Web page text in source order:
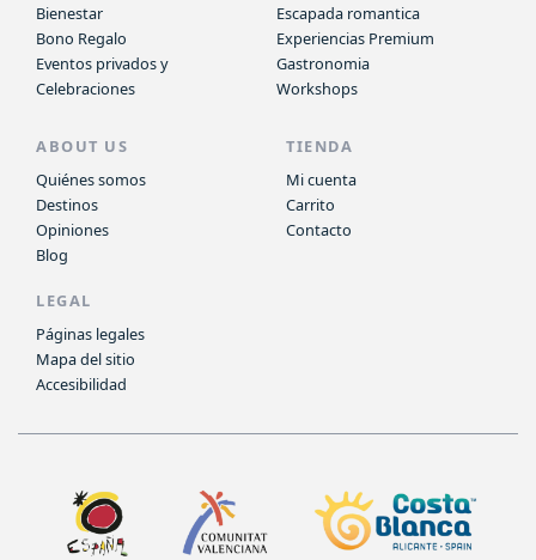
Bienestar
Bono Regalo
Eventos privados y
Celebraciones
Escapada romantica
Experiencias Premium
Gastronomia
Workshops
ABOUT US
Quiénes somos
Destinos
Opiniones
Blog
TIENDA
Mi cuenta
Carrito
Contacto
LEGAL
Páginas legales
Mapa del sitio
Accesibilidad